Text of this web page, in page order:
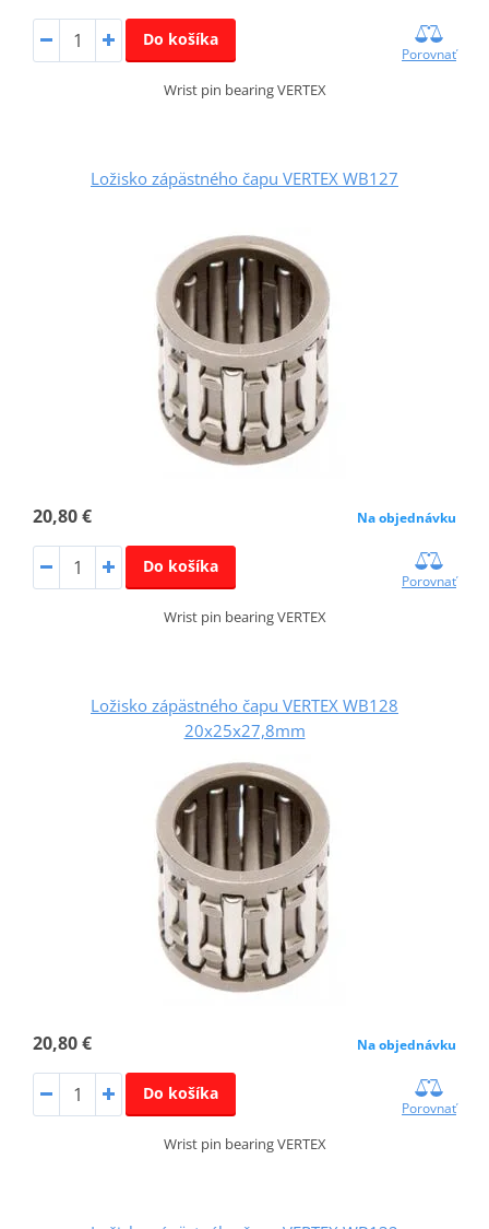
Do košíka
Porovnať
Wrist pin bearing VERTEX
Ložisko zápästného čapu VERTEX WB127
20,80 € Na objednávku
Do košíka
Porovnať
Wrist pin bearing VERTEX
Ložisko zápästného čapu VERTEX WB128
20x25x27,8mm
20,80 € Na objednávku
Do košíka
Porovnať
Wrist pin bearing VERTEX